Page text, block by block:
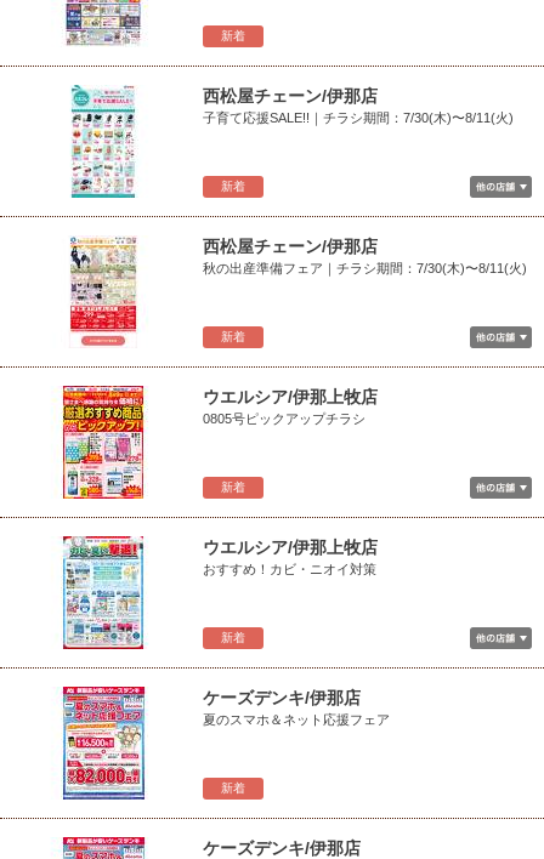
新着
新着
西松屋チェーン/伊那店
子育て応援SALE!!｜チラシ期間：7/30(木)〜8/11(火)
新着
西松屋チェーン/伊那店
秋の出産準備フェア｜チラシ期間：7/30(木)〜8/11(火)
新着
ウエルシア/伊那上牧店
0805号ピックアップチラシ
新着
ウエルシア/伊那上牧店
おすすめ！カビ・ニオイ対策
新着
ケーズデンキ/伊那店
夏のスマホ＆ネット応援フェア
ケーズデンキ/伊那店